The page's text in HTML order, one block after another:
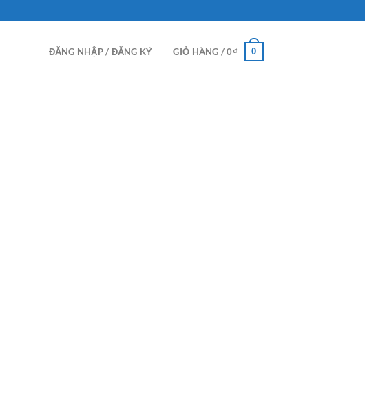
ĐĂNG NHẬP / ĐĂNG KÝ GIỎ HÀNG /0₫ 0